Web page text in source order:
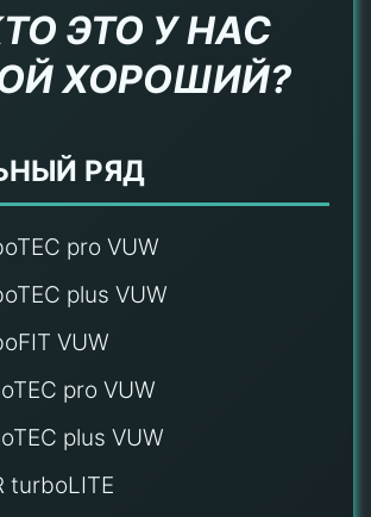
ЭТО У НАС
ХОРОШИЙ?
РЯД
pro VUW
plus VUW
VUW
pro VUW
plus VUW
turboLITE